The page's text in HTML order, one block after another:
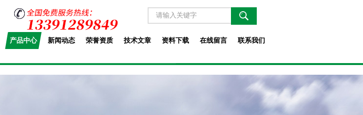
产品中心 新闻动态 荣誉资质 技术文章 资料下载 在线留言 联系我们